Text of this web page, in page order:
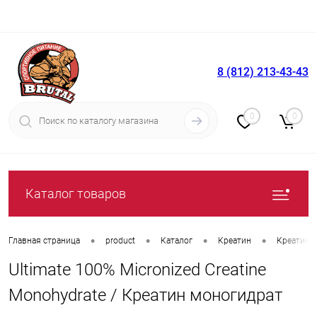
Вход Регистрация
8 (812) 213-43-43
0 0
Каталог товаров
Главная страница • product • Каталог • Креатин • Креатин
Ultimate 100% Micronized Creatine
Monohydrate / Креатин моногидрат